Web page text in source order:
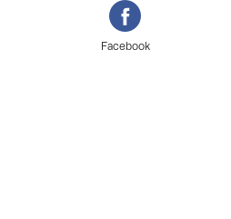
Facebook